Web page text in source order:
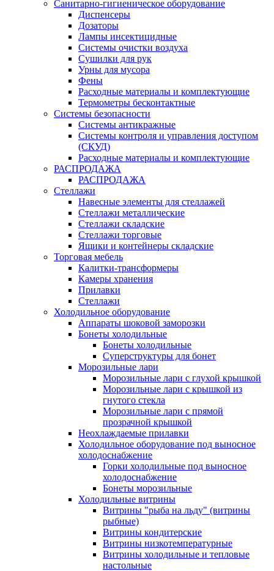
Санитарно-гигиеническое оборудование
Диспенсеры
Дозаторы
Лампы инсектицидные
Системы очистки воздуха
Сушилки для рук
Урны для мусора
Фены
Расходные материалы и комплектующие
Термометры бесконтактные
Системы безопасности
Системы антикражные
Системы контроля и управления доступом
(СКУД)
Расходные материалы и комплектующие
РАСПРОДАЖА
РАСПРОДАЖА
Стеллажи
Навесные элементы для стеллажей
Стеллажи металлические
Стеллажи складские
Стеллажи торговые
Ящики и контейнеры складские
Торговая мебель
Калитки-трансформеры
Камеры хранения
Прилавки
Стеллажи
Холодильное оборудование
Аппараты шоковой заморозки
Бонеты холодильные
Бонеты холодильные
Суперструктуры для бонет
Морозильные лари
Морозильные лари с глухой крышкой
Морозильные лари с крышкой из
гнутого стекла
Морозильные лари с прямой
прозрачной крышкой
Неохлаждаемые прилавки
Холодильное оборудование под выносное
холодоснабжение
Горки холодильные под выносное
холодоснабжение
Бонеты морозильные
Холодильные витрины
Витрины "рыба на льду" (витрины
рыбные)
Витрины кондитерские
Витрины низкотемпературные
Витрины холодильные и тепловые
настольные